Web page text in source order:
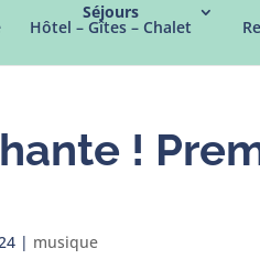
Séjours
Hôtel – Gîtes – Chalet
!
| musique